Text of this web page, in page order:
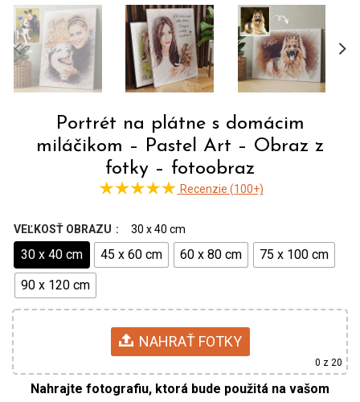
Recenzie (100+)
Portrét na plátne s domácim
miláčikom – Pastel Art – Obraz z
fotky – fotoobraz
VEĽKOSŤ OBRAZU 30 x 40 cm
30 x 40 cm 45 x 60 cm 60 x 80 cm
75 x 100 cm
90 x 120 cm
NAHRAŤ FOTKY
0 z 20